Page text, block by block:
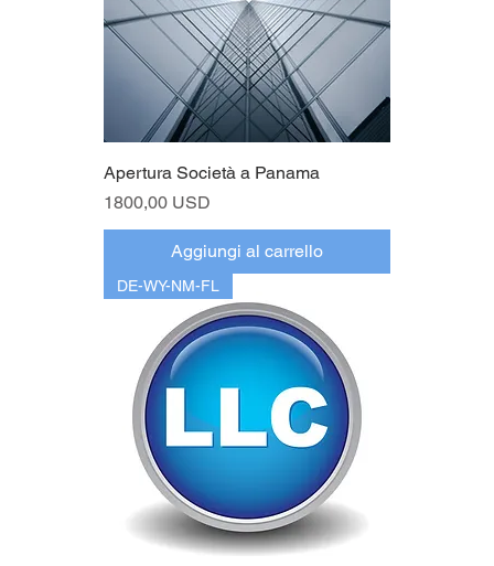
Apertura Società a Panama
Prezzo
1800,00 USD
Aggiungi al carrello
DE-WY-NM-FL